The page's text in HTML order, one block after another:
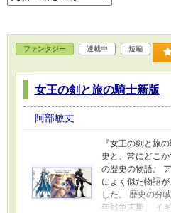
ファンタジー 連載中 短編
女王の剣と旅の騎士新版
阿部敏丈
『女王の剣と旅
史と、常にどこ
の歴史の物語。
によく似た物語
した。 歴史の分
年戦争末期。 イ